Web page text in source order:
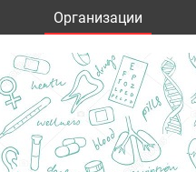
Организации